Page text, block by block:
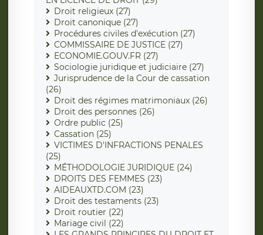
Droit religieux (27)
Droit canonique (27)
Procédures civiles d'exécution (27)
COMMISSAIRE DE JUSTICE (27)
ECONOMIE.GOUV.FR (27)
Sociologie juridique et judiciaire (27)
Jurisprudence de la Cour de cassation
(26)
Droit des régimes matrimoniaux (26)
Droit des personnes (26)
Ordre public (25)
Cassation (25)
VICTIMES D'INFRACTIONS PENALES
(25)
MÉTHODOLOGIE JURIDIQUE (24)
DROITS DES FEMMES (23)
AIDEAUXTD.COM (23)
Droit des testaments (23)
Droit routier (22)
Mariage civil (22)